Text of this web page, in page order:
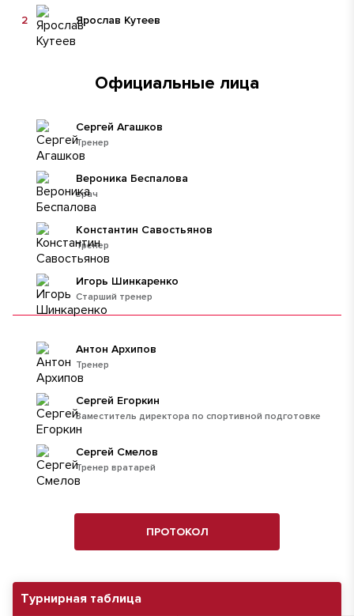
Турнирная таблица
Ярослав Кутеев
2
Официальные лица
Тренер
Сергей Агашков
врач
Вероника Беспалова
Тренер
Константин Савостьянов
Старший тренер
Игорь Шинкаренко
Тренер
Антон Архипов
Заместитель директора по спортивной подготовке
Сергей Егоркин
Тренер вратарей
Сергей Смелов
ПРОТОКОЛ